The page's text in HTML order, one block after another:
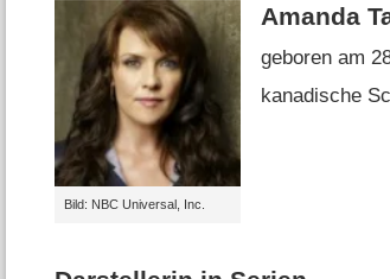
Bild: NBC Universal, Inc.
Amanda
geboren am
kanadische